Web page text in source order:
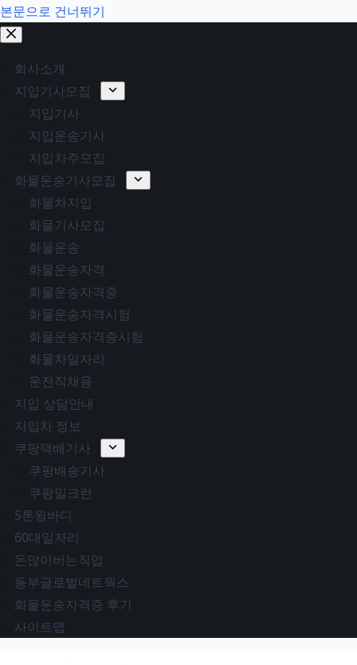
본문으로 건너뛰기
회사소개
지입기사모집
지입기사
지입운송기사
지입차주모집
화물운송기사모집
화물차지입
화물기사모집
화물운송
화물운송자격
화물운송자격증
화물운송자격시험
화물운송자격증시험
화물차일자리
운전직채용
지입 상담안내
지입차 정보
쿠팡택배기사
쿠팡배송기사
쿠팡밀크런
5톤윙바디
60대일자리
돈많이버는직업
동부글로벌네트웍스
화물운송자격증 후기
사이트맵